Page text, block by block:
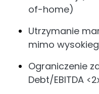
of-home)
Utrzymanie
mimo
Ograniczenie
Debt/EBITDA